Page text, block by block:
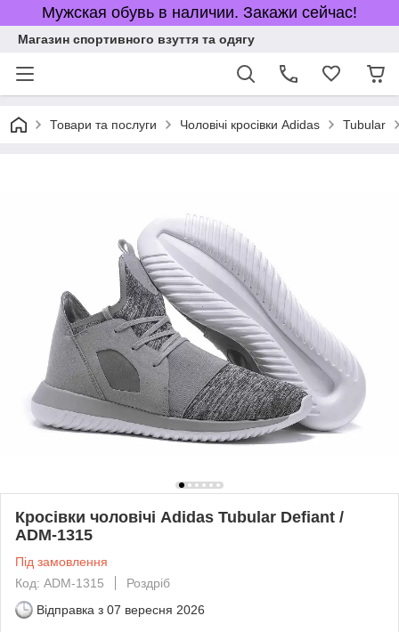
Мужская обувь в наличии. Закажи сейчас!
Магазин спортивного взуття та одягу
Товари та послуги Чоловічі кросівки Adidas Tubular
Кросівки чоловічі Adidas Tubular Defiant /
ADM-1315
Під замовлення
Код: ADM-1315
Роздріб
Відправка з 07 вересня 2026